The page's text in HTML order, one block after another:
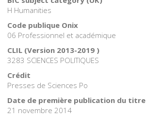
H Humanities
Code publique Onix
06 Professionnel et académique
CLIL (Version 2013-2019 )
3283 SCIENCES POLITIQUES
Crédit
Presses de Sciences Po
Date de première publication du titre
21 novembre 2014